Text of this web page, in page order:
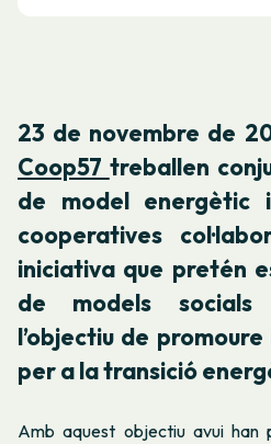
23 de novembre de
Coop57 treballen
de model energètic
cooperatives
iniciativa que pretén
de models socials
l’objectiu de
per a la transició
Amb aquest objectiu avui han